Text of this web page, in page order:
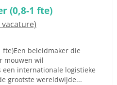
(0,8-1 fte)
vacature)
fte)Een beleidmaker die
mouwen wil
een internationale logistieke
grootste wereldwijde...